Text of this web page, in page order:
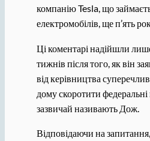
компанію Tesla, що
електромобілів, ще п’ять
Ці коментарі надійшли
тижнів після того, як він
від керівництва
дому скоротити
зазвичай називають Дож.
Відповідаючи на